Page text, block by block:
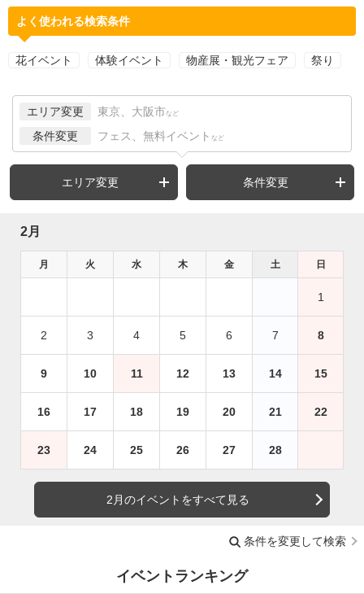
よく使われる検索条件
花イベント 体験イベント 物産展・観光フェア 祭り
エリア変更 東京、大阪市 など
条件変更 フェス、無料イベント など
エリア変更 条件変更
2月
月 火 水 木 金 土 日
1
2 3 4 5 6 7 8
9 10 11 12 13 14 15
16 17 18 19 20 21 22
23 24 25 26 27 28
2月のイベントをすべて見る
条件を変更して検索
イベントランキング